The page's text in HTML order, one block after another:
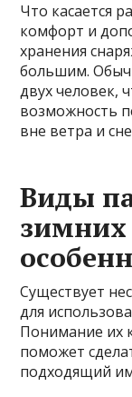
Что касается
комфорт и
хранения
большим.
двух человек,
возможность
вне ветра и
Виды
зимних
Существует
для
Понимание их
поможет
подходящий